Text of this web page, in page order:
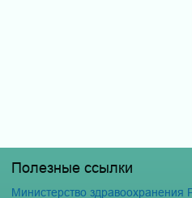
Полезные ссылки
Министерство здравоохранения